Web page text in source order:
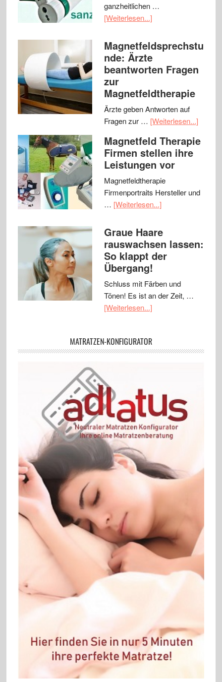
ganzheitlichen …
[Weiterlesen...]
Magnetfeldsprechstu
nde: Ärzte
beantworten Fragen
zur
Magnetfeldtherapie
Ärzte geben Antworten auf
Fragen zur … [Weiterlesen...]
Magnetfeld Therapie
Firmen stellen ihre
Leistungen vor
Magnetfeldtherapie
Firmenportraits Hersteller und
… [Weiterlesen...]
Graue Haare
rauswachsen lassen:
So klappt der
Übergang!
Schluss mit Färben und
Tönen! Es ist an der Zeit, …
[Weiterlesen...]
MATRATZEN-KONFIGURATOR